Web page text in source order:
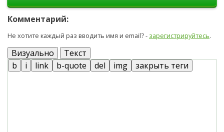
Комментарий:
Не хотите каждый раз вводить имя и email? - зарегистрируйтесь.
Визуально Текст